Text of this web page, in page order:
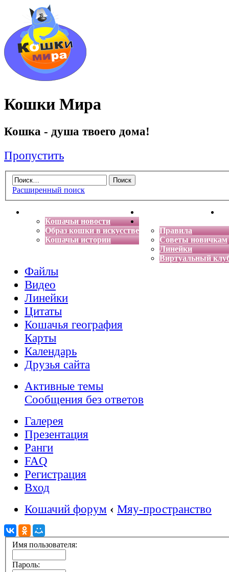
Кошки Мира
Кошка - душа твоего дома!
Пропустить
Расширенный поиск
Кошачьи новости
Образ кошки в искусстве
Кошачьи истории
Энциклопедия кошек
Правила
Советы новичкам
Линейки
Виртуальный
Файлы
Видео
Линейки
Цитаты
Кошачья география
Карты
Календарь
Друзья сайта
Активные темы
Сообщения без ответов
Галерея
Презентация
Ранги
FAQ
Регистрация
Вход
Кошачий форум ‹ Мяу-пространство
Имя пользователя:
Пароль: